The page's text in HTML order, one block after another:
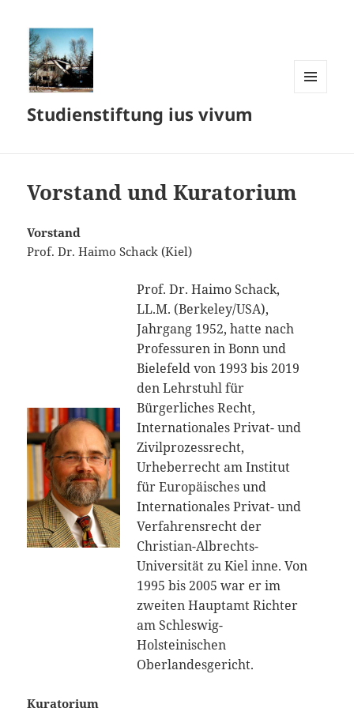
Studienstiftung ius vivum
Vorstand und Kuratorium
Vorstand
Prof. Dr. Haimo Schack (Kiel)
Prof. Dr. Haimo Schack,
LL.M. (Berkeley/USA),
Jahrgang 1952, hatte nach
Professuren in Bonn und
Bielefeld von 1993 bis 2019
den Lehrstuhl für
Bürgerliches Recht,
Internationales Privat- und
Zivilprozessrecht,
Urheberrecht am Institut
für Europäisches und
Internationales Privat- und
Verfahrensrecht der
Christian-Albrechts-
Universität zu Kiel inne. Von
1995 bis 2005 war er im
zweiten Hauptamt Richter
am Schleswig-
Holsteinischen
Oberlandesgericht.
Kuratorium